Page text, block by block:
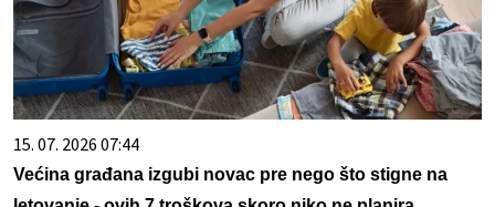
15. 07. 2026 07:44
Većina građana izgubi novac pre nego što stigne na